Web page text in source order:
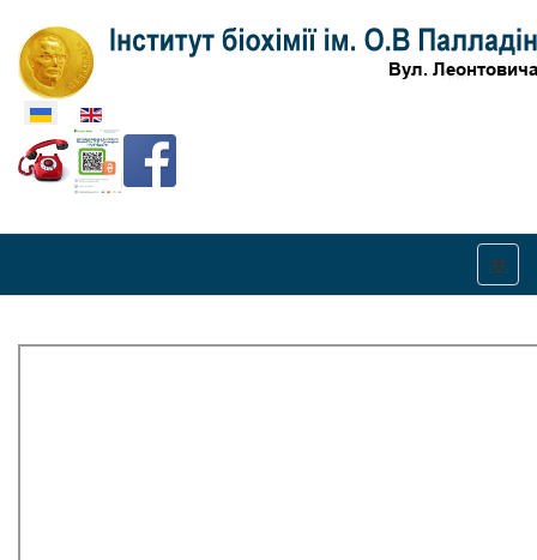
Оберіть свою мову